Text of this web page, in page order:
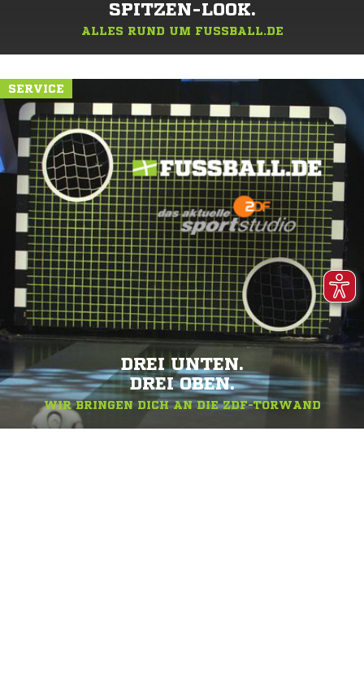
SPITZEN-LOOK.
ALLES RUND UM FUSSBALL.DE
SERVICE
DREI UNTEN.
DREI OBEN.
WIR BRINGEN DICH AN DIE ZDF-TORWAND